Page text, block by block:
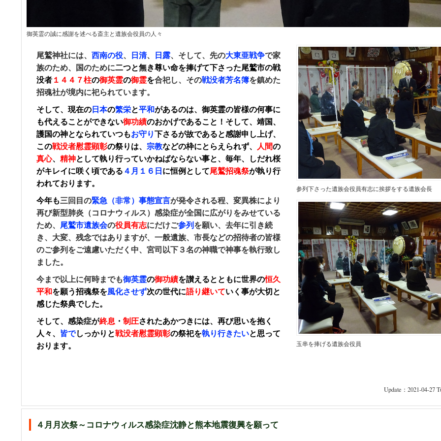
御英霊の誠に感謝を述べる斎主と遺族会役員の人々
参列下さった遺族会役員有志に挨拶をする遺族会長
玉串を捧げる遺族会役員
尾鷲神社には、 西南の役、 日清、 日露、そして、先の大東亜戦争で家
族のため、国のために二つと無き尊い命を捧げて下さった尾鷲市の戦
没者１４４７柱の御英霊の御霊を合祀し、その戦没者芳名簿を鎮めた
招魂社が境内に祀られています。
そして、現在の日本の繁栄と平和があるのは、 御英霊の皆様の何事に
も代えることができない御功績のおかげであること！そして、靖国、
護国の神となられていつもお守り下さるが故であると感謝申し上げ、
この戦没者慰霊顕彰の祭りは、 宗教などの枠にとらえられず、 人間の
真心、 精神として執り行っていかねばならない事と、 毎年、しだれ桜
がキレイに咲く頃である ４月１６日 に恒例として尾鷲招魂祭が執り行
われております。
今年も三回目の緊急（非常）事態宣言が発令される程、変異株により
再び新型肺炎（コロナウィルス） 感染症が全国に広がりをみせている
ため、 尾鷲市遺族会の役員有志にだけご参列 を願い、 去年に引き続
き、 大変、残念ではありますが、 一般遺族、市長などの招待者の皆様
のご参列 をご遠慮いただく中、宮司以下３名の神職で神事を執行致し
ました。
今まで以上に何時までも御英霊の御功績を讃えるとともに世界の恒久
平和を願う招魂祭を風化させず次の世代に語り継いていく 事が大切と
感じた祭典でした。
そして、感染症が終息 ・ 制圧されたあかつきには、再び思いを抱く
人々、 皆でしっかりと戦没者慰霊顕彰の祭祀を執り行きたいと思って
おります。
Update：2021-04-27
４月月次祭～コロナウィルス感染症沈静と熊本地震復興を願って